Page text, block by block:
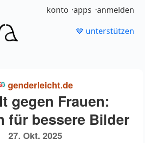
konto apps anmelden
💙 unterstützen
genderleicht.de
gegen Frauen:
für bessere Bilder
27. Okt. 2025